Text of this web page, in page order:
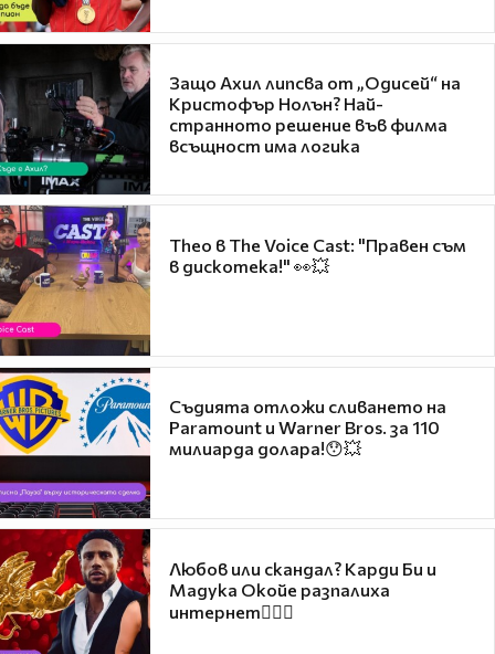
Защо Ахил липсва от „Одисей“ на
Кристофър Нолън? Най-
странното решение във филма
всъщност има логика
Theo в The Voice Cast: "Правен съм
в дискотека!" 👀💥
Съдията отложи сливането на
Paramount и Warner Bros. за 110
милиарда долара!😯💥
Любов или скандал? Карди Би и
Мадука Окойе разпалиха
интернет❤️‍🔥🔥